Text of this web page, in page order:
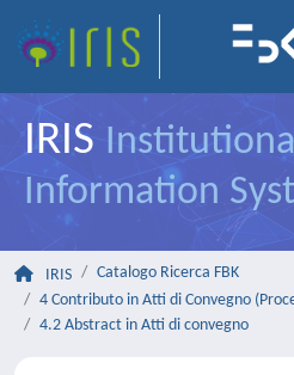
IRIS
Information
IRIS
Catalogo Ricerca FBK
4 Contributo in Atti di Convegno
4.2 Abstract in Atti di convegno